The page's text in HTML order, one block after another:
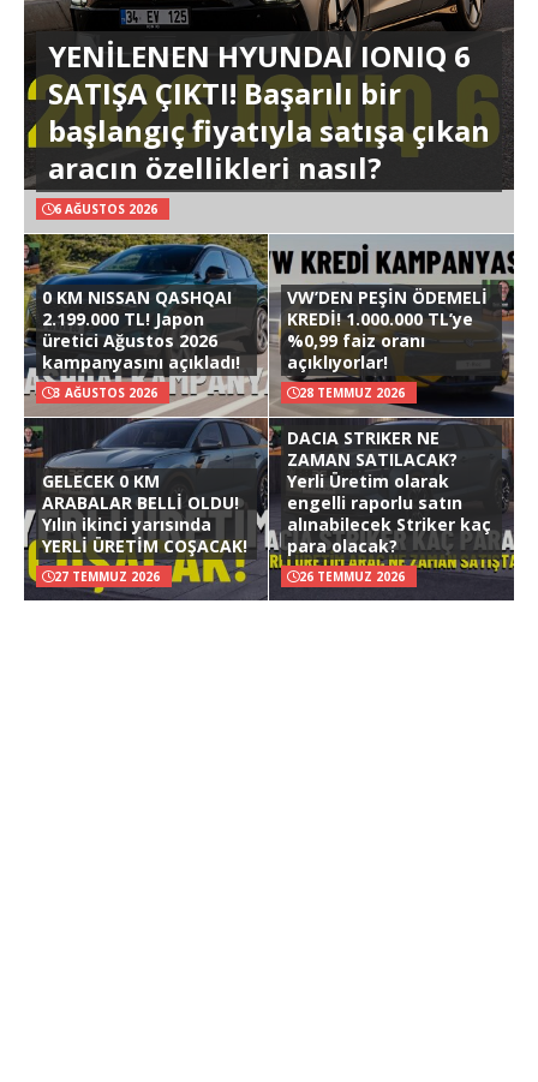
YENİLENEN HYUNDAI IONIQ 6
SATIŞA ÇIKTI! Başarılı bir
başlangıç fiyatıyla satışa çıkan
aracın özellikleri nasıl?
6 AĞUSTOS 2026
0 KM NISSAN QASHQAI
2.199.000 TL! Japon
üretici Ağustos 2026
kampanyasını açıkladı!
3 AĞUSTOS 2026
VW’DEN PEŞİN ÖDEMELİ
KREDİ! 1.000.000 TL’ye
%0,99 faiz oranı
açıklıyorlar!
28 TEMMUZ 2026
GELECEK 0 KM
ARABALAR BELLİ OLDU!
Yılın ikinci yarısında
YERLİ ÜRETİM COŞACAK!
27 TEMMUZ 2026
DACIA STRIKER NE
ZAMAN SATILACAK?
Yerli Üretim olarak
engelli raporlu satın
alınabilecek Striker kaç
para olacak?
26 TEMMUZ 2026